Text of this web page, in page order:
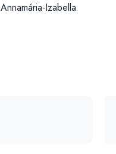
Annamária-Izabella